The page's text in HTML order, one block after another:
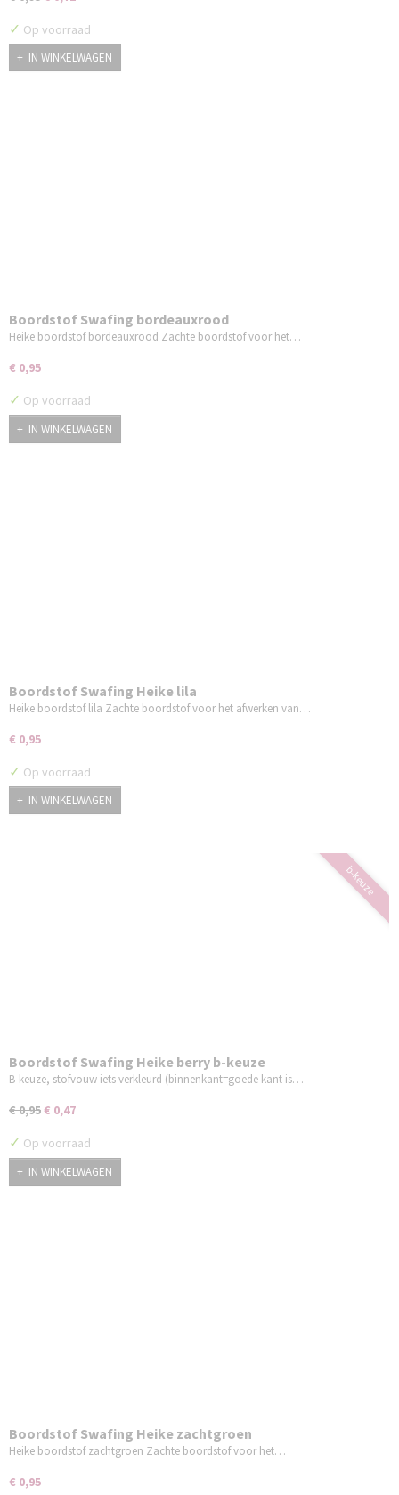
✓ Op voorraad
IN WINKELWAGEN
Boordstof Swafing bordeauxrood
Heike boordstof bordeauxrood Zachte boordstof voor het…
€ 0,95
✓ Op voorraad
IN WINKELWAGEN
Boordstof Swafing Heike lila
Heike boordstof lila Zachte boordstof voor het afwerken van…
€ 0,95
✓ Op voorraad
IN WINKELWAGEN
b-keuze
Boordstof Swafing Heike berry b-keuze
B-keuze, stofvouw iets verkleurd (binnenkant=goede kant is…
€ 0,95€ 0,47
✓ Op voorraad
IN WINKELWAGEN
Boordstof Swafing Heike zachtgroen
Heike boordstof zachtgroen Zachte boordstof voor het…
€ 0,95